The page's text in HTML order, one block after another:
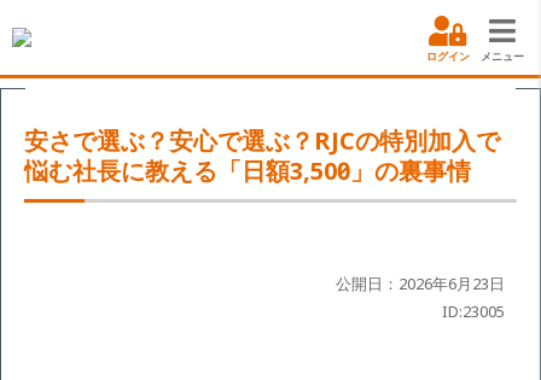
ログイン メニュー
安さで選ぶ？安心で選ぶ？RJCの特別加入で
悩む社長に教える「日額3,500円」の裏事情
公開日：2026年6月23日
ID:23005